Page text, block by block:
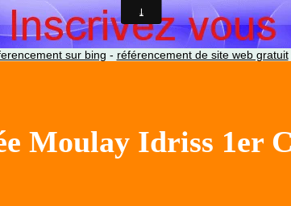
sur bing - référencement de site web gratuit
Moulay Idriss 1er